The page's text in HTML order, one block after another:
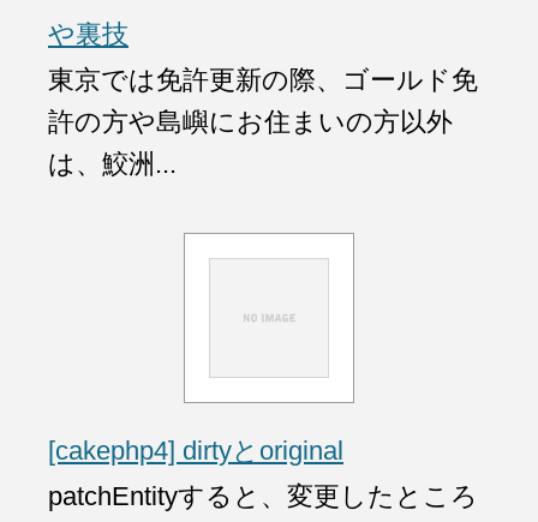
や裏技
東京では免許更新の際、ゴールド免
許の方や島嶼にお住まいの方以外
は、鮫洲...
[cakephp4] dirtyとoriginal
patchEntityすると、変更したところ